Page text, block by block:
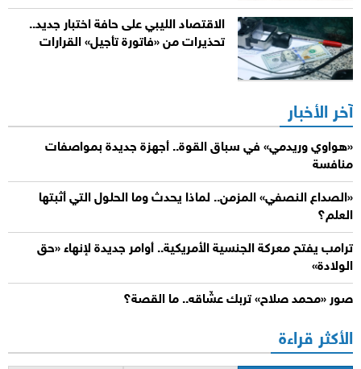
الاقتصاد الليبي على حافة اختبار جديد..
تحذيرات من «فاتورة تأجيل» القرارات
آخر الأخبار
«هواوي وريدمي» في سباق القوة.. أجهزة جديدة بمواصفات
منافسة
«الصداع النصفي» المزمن.. لماذا يحدث وما الحلول التي أثبتها
العلم؟
ترامب يفتح معركة الجنسية الأمريكية.. أوامر جديدة لإنهاء «حق
الولادة»
صور «محمد صلاح» تربك عشّاقه.. ما القصة؟
الأكثر قراءة